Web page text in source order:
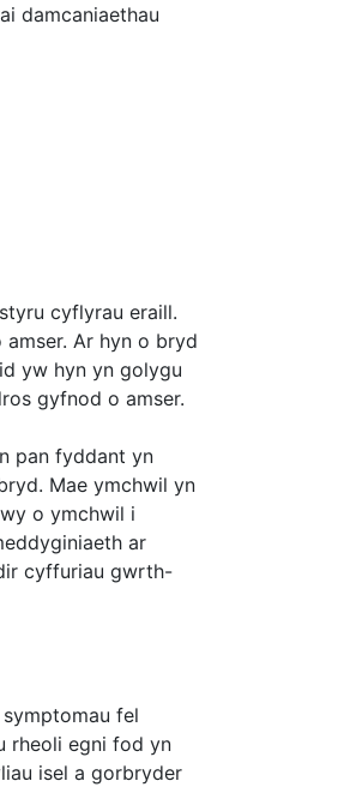
damcaniaethau
cyflyrau eraill.
Ar hyn o bryd
yw hyn yn golygu
gyfnod o amser.
pan fyddant yn
Mae ymchwil yn
o ymchwil i
ar
cyffuriau gwrth-
fel
rheoli egni fod yn
isel a gorbryder